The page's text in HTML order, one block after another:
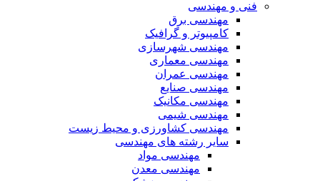
فنی و مهندسی
مهندسی برق
کامپیوتر و گرافیک
مهندسی شهرسازی
مهندسی معماری
مهندسی عمران
مهندسی صنایع
مهندسی مکانیک
مهندسی شیمی
مهندسی کشاورزی و محیط زیست
سایر رشته های مهندسی
مهندسی مواد
مهندسی معدن